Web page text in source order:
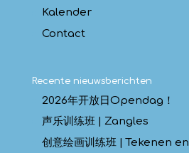
Kalender
Contact
Recente nieuwsberichten
2026年开放日Opendag！
声乐训练班 | Zangles
创意绘画训练班 | Tekenen en